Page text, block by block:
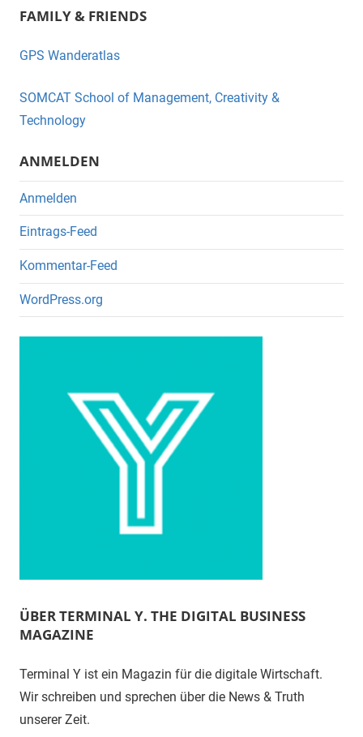
c
e
o
o
k
tt
er
FAMILY & FRIENDS
GPS Wanderatlas
SOMCAT School of Management, Creativity &
Technology
ANMELDEN
Anmelden
Eintrags-Feed
Kommentar-Feed
WordPress.org
ÜBER TERMINAL Y. THE DIGITAL BUSINESS
MAGAZINE
Terminal Y ist ein Magazin für die digitale Wirtschaft.
Wir schreiben und sprechen über die News & Truth
unserer Zeit.